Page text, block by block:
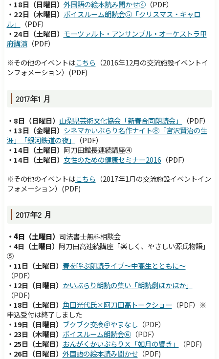
・18日（日曜日） 外国語の絵本読み聞かせ④（PDF）
・22日（木曜日） ボイスルーム朗読会⑤「クリスマス・キャロ
ル」
（PDF）
・24日（土曜日） モーツァルト・アンサンブル・オーケストラ甲
府講演（PDF）
※その他のイベントはこちら （2016年12月の交流施設イベントイ
ンフォメーション） (PDF)
2017年1 月
・8日（日曜日） 山梨県芸術文化協会「新春合同朗読会」
（PDF）
・13日（金曜日） シネマかいぶらり名作ナイト⑧「宮沢賢治の生
涯」「銀河鉄道の夜」
（PDF）
・14日（土曜日） 阿刀田館長連続講座④
・14日（土曜日） 女性のための健康セミナー2016 （PDF）
※その他のイベントはこちら （2017年1月の交流施設イベントイン
フォメーション） (PDF)
2017年2 月
・4日（土曜日） 司法書士無料相談会
・4日（土曜日） 阿刀田高連続講座「楽しく、やさしい源氏物語」
⑤
・11日（土曜日） 春を呼ぶ朗読ライブ～中高生とともに～
（PDF）
・12日（日曜日） かいぶらり朗読の集い「朗読劇ほかほか」
（PDF)
・18日（土曜日） 角田光代氏×阿刀田高トークショー （PDF）※
申込受付は終了しました
・19日（日曜日） ブクブク交換＠やまなし （PDF）
・23日（木曜日） ボイスルーム朗読会⑥（PDF）
・25日（土曜日） おんがくかいぶらりⅩ「如月の響き」
（PDF)
・26日（日曜日） 外国語の絵本読み聞かせ（PDF)